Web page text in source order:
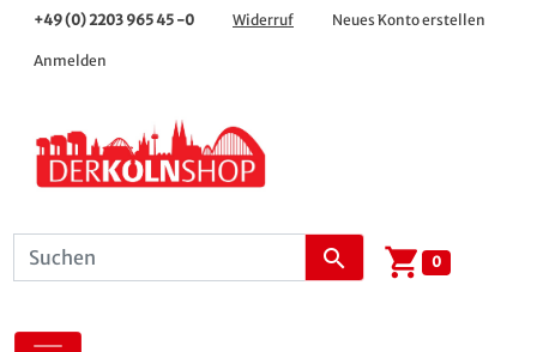
+49 (0) 2203 965 45 -0 Widerruf Neues Konto erstellen
Anmelden
search shopping_cart 0